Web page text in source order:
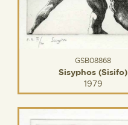
GSB08868
Sisyphos (Sisifo)
1979